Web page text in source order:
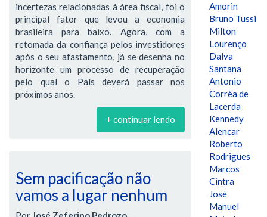
incertezas relacionadas à área fiscal, foi o
principal fator que levou a economia
brasileira para baixo. Agora, com a
retomada da confiança pelos investidores
após o seu afastamento, já se desenha no
horizonte um processo de recuperação
pelo qual o País deverá passar nos
próximos anos.
+ continuar lendo
Sem pacificação não
vamos a lugar nenhum
Amorin
Bruno Tussi
Milton
Lourenço
Dalva
Santana
Antonio
Corrêa de
Lacerda
Kennedy
Alencar
Roberto
Rodrigues
Marcos
Cintra
José
Manuel